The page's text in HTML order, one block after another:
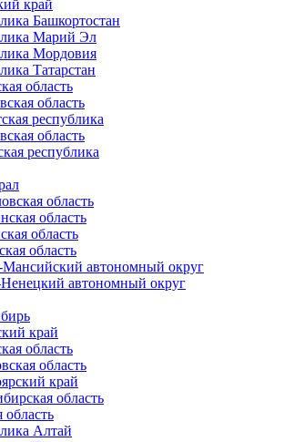
край
Башкортостан
Марий Эл
Мордовия
Татарстан
область
область
республика
область
республика
область
область
область
область
автономный округ
автономный округ
край
область
область
край
область
Алтай